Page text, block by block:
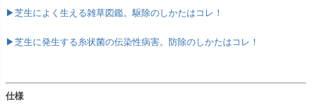
▶芝生によく生える雑草図鑑。駆除のしかたはコレ！
▶芝生に発生する糸状菌の伝染性病害。防除のしかたはコレ！
仕様